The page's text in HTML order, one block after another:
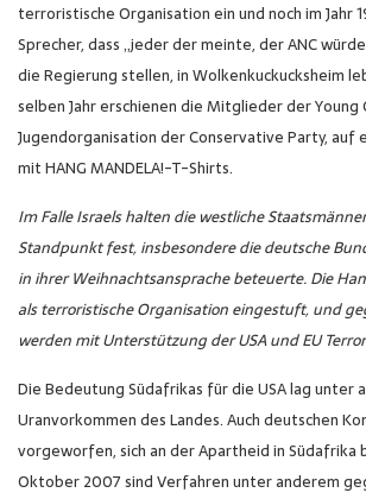
terroristische Organisation ein und noch im Jahr
Sprecher, dass „jeder der meinte, der ANC
die Regierung stellen, in Wolkenkuckucksheim
selben Jahr erschienen die Mitglieder der
Jugendorganisation der Conservative Party, auf
mit HANG MANDELA!-T-Shirts.
Im Falle Israels halten die westliche
Standpunkt fest, insbesondere die deutsche
in ihrer Weihnachtsansprache beteuerte. Die
als terroristische Organisation eingestuft, und
werden mit Unterstützung der USA und EU
Die Bedeutung Südafrikas für die USA lag unter
Uranvorkommen des Landes. Auch deutschen
vorgeworfen, sich an der Apartheid in Südafrika
Oktober 2007 sind Verfahren unter anderem